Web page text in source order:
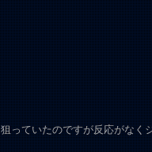
っていたのですが反応がなく